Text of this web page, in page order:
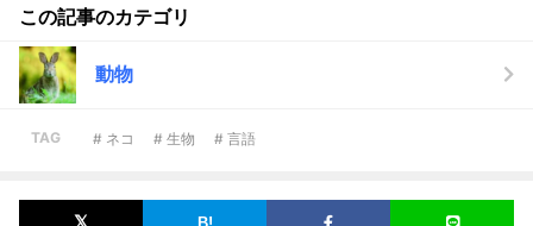
この記事のカテゴリ
動物
TAG # ネコ # 生物 # 言語